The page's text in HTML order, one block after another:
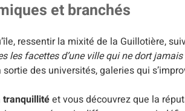
et branchés
ressentir la mixité de la Guillotière,
les facettes d’une ville qui ne dort
des universités, galeries qui
tranquillitéet vous découvrez que la